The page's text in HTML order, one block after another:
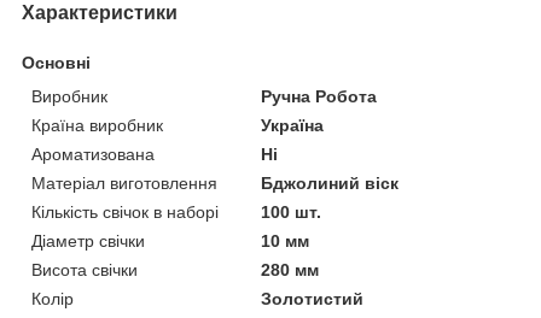
Характеристики
Основні
Виробник
Ручна Робота
Країна виробник
Україна
Ароматизована
Ні
Матеріал виготовлення
Бджолиний віск
Кількість свічок в наборі
100 шт.
Діаметр свічки
10 мм
Висота свічки
280 мм
Колір
Золотистий